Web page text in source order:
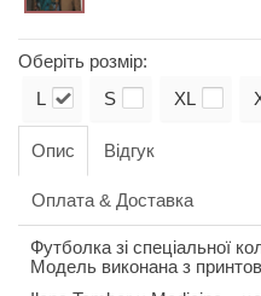
Оберіть розмір:
L S XL
Опис Відгук
Оплата & Доставка
Футболка зі спеціальної
Модель виконана з